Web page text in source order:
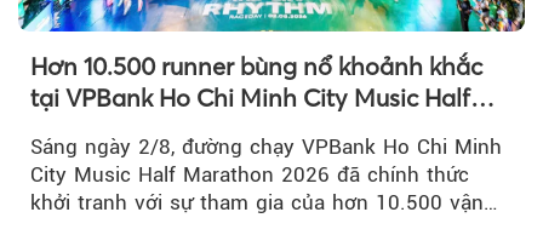
Hơn 10.500 runner bùng nổ khoảnh khắc
tại VPBank Ho Chi Minh City Music Half
Sáng ngày 2/8, đường chạy VPBank Ho Chi Minh
City Music Half Marathon 2026 đã chính thức
khởi tranh với sự tham gia của hơn 10.500 vận